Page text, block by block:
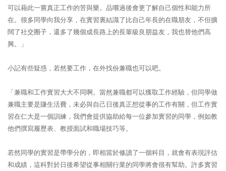
可以藉此一嘗真正工作的苦與樂。品嚐過後會更了解自己個性和能力所
在。很多同學向我分享，在實習裏結識了比自己年長的在職朋友，不但擴
闊了社交圈子，還多了幾個成長路上的長輩級良朋益友，我也替他們高
興。」
小記有些疑惑，若然要工作，在外找份兼職也可以吧。
「兼職和工作實習大大不同啊。當然兼職都可以獲取工作經驗，但同學做
兼職主要是賺生活費，未必與自己日後真正想從事的工作有關，但工作實
習在仁大是一個訓練，我們會提供協助給每一位參加實習的同學，例如教
他們撰寫履歷表、教授面試和職場技巧等。
若然同學的實習是帶學分的，即相當於修讀了一個科目，就會有表現評估
和成績，這科對於日後希望從事相關行業的同學將會很有幫助。許多實習